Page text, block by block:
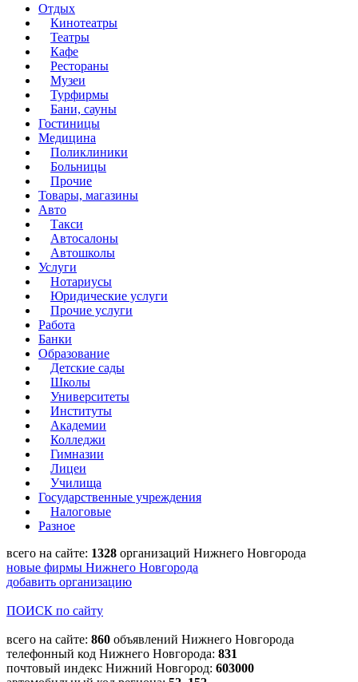
Отдых
Кинотеатры
Театры
Кафе
Рестораны
Музеи
Турфирмы
Бани, сауны
Гостиницы
Медицина
Поликлиники
Больницы
Прочие
Товары, магазины
Авто
Такси
Автосалоны
Автошколы
Услуги
Нотариусы
Юридические услуги
Прочие услуги
Работа
Банки
Образование
Детские сады
Школы
Университеты
Институты
Академии
Колледжи
Гимназии
Лицеи
Училища
Государственные учреждения
Налоговые
Разное
всего на сайте: 1328 организаций Нижнего Новгорода
новые фирмы Нижнего Новгорода
добавить организацию
ПОИСК по сайту
всего на сайте: 860 объявлений Нижнего Новгорода
телефонный код Нижнего Новгорода: 831
почтовый индекс Нижний Новгород: 603000